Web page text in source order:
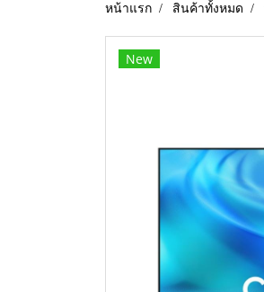
หน้าแรก สินค้าทั้งหมด
New